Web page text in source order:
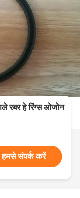
रबर हे रिंग्स ओजोन
हमसे संपर्क करें